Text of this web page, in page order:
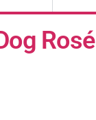
Rosé